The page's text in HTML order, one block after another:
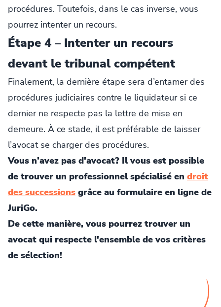
procédures. Toutefois, dans le cas inverse, vous
pourrez intenter un recours.
Étape 4 – Intenter un recours
devant le tribunal compétent
Finalement, la dernière étape sera d’entamer des
procédures judiciaires contre le liquidateur si ce
dernier ne respecte pas la lettre de mise en
demeure. À ce stade, il est préférable de laisser
l’avocat se charger des procédures.
Vous n’avez pas d'avocat? Il vous est possible
de trouver un professionnel spécialisé en droit
des successions grâce au formulaire en ligne de
JuriGo.
De cette manière, vous pourrez trouver un
avocat qui respecte l'ensemble de vos critères
de sélection!